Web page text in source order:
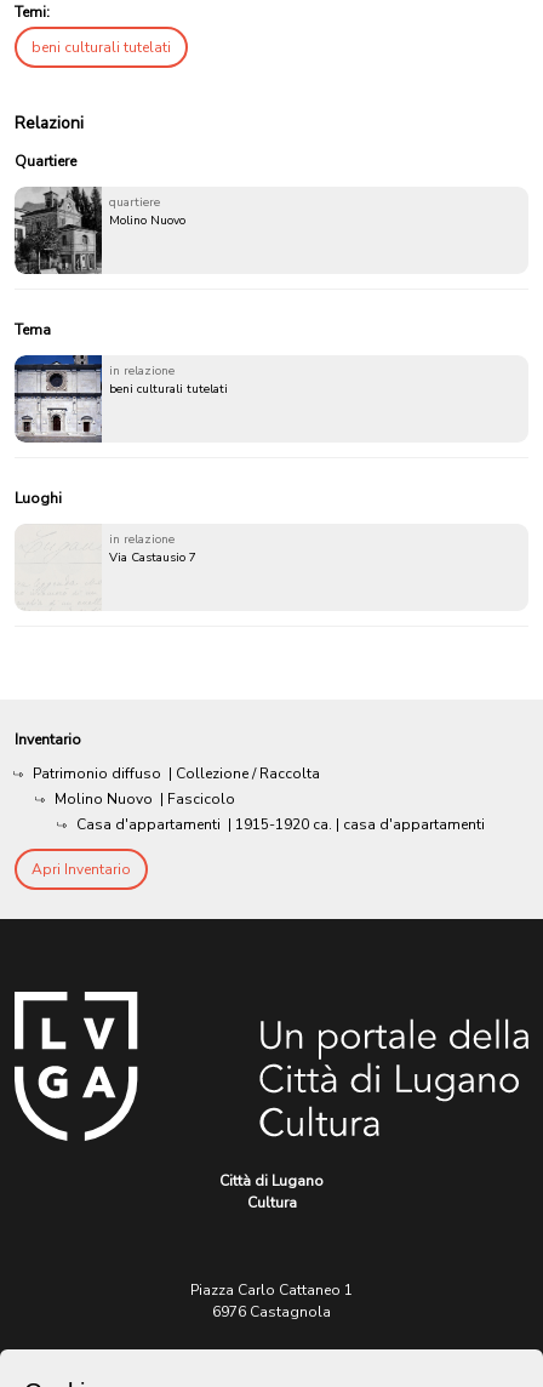
Temi:
beni culturali tutelati
Relazioni
Quartiere
quartiere
Molino Nuovo
Tema
in relazione
beni culturali tutelati
Luoghi
in relazione
Via Castausio 7
Inventario
Patrimonio diffuso | Collezione / Raccolta
Molino Nuovo | Fascicolo
Casa d'appartamenti | 1915-1920 ca. | casa d'appartamenti
Apri Inventario
Città di Lugano
Cultura
Piazza Carlo Cattaneo 1
6976 Castagnola